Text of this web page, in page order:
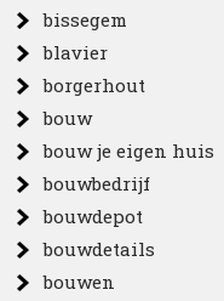
bissegem
blavier
borgerhout
bouw
bouw je eigen huis
bouwbedrijf
bouwdepot
bouwdetails
bouwen